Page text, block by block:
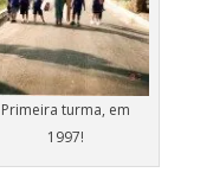
Primeira turma, em
1997!